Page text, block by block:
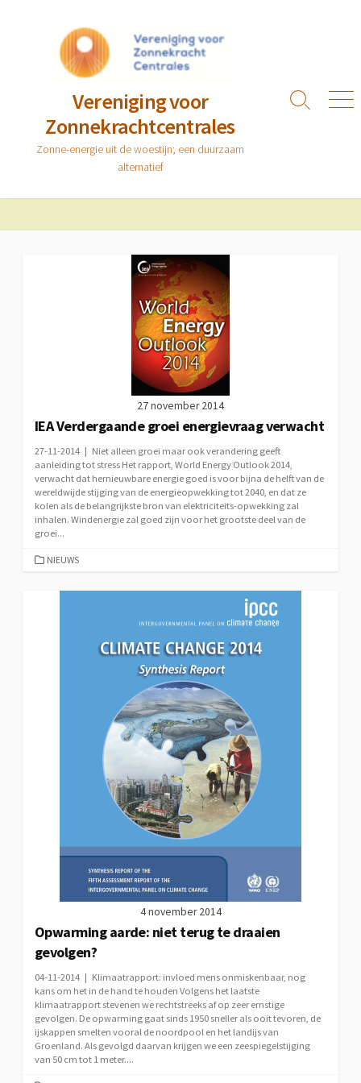
Vereniging voor
Zonnekrachtcentrales
Zonne-energie uit de woestijn; een duurzaam
alternatief
Zoeken
27 november 2014
IEA Verdergaande groei energievraag verwacht
27-11-2014 | Niet alleen groei maar ook verandering geeft
aanleiding tot stress Het rapport, World Energy Outlook 2014,
verwacht dat hernieuwbare energie goed is voor bijna de helft van de
wereldwijde stijging van de energieopwekking tot 2040, en dat ze
kolen als de belangrijkste bron van elektriciteits-opwekking zal
inhalen. Windenergie zal goed zijn voor het grootste deel van de
groei...
CATEGORIEËN
NIEUWS
4 november 2014
Opwarming aarde: niet terug te draaien
gevolgen?
04-11-2014 | Klimaatrapport: invloed mens onmiskenbaar, nog
kans om het in de hand te houden Volgens het laatste
klimaatrapport stevenen we rechtstreeks af op zeer ernstige
gevolgen. De opwarming gaat sinds 1950 sneller als ooit tevoren, de
ijskappen smelten vooral de noordpool en het landijs van
Groenland. Als gevolgd daarvan krijgen we een zeespiegelstijging
van 50 cm tot 1 meter....